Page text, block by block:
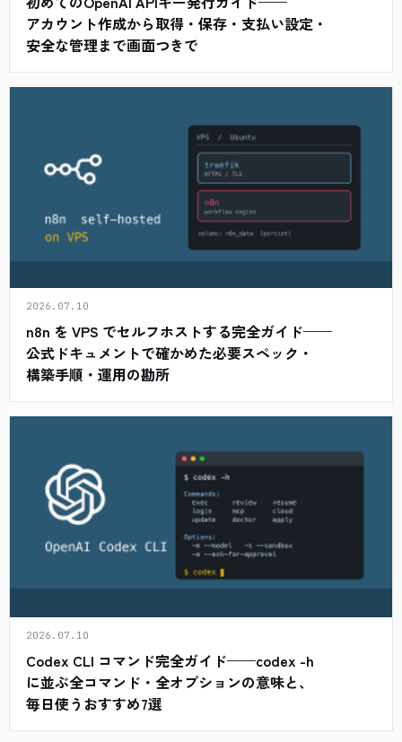
アカウント作成から取得・保存・支払い設定・
安全な管理まで画面つきで
2026.07.10
n8n を VPS でセルフホストする完全ガイド——
公式ドキュメントで確かめた必要スペック・
構築手順・運用の勘所
2026.07.10
Codex CLI コマンド完全ガイド——codex -h
に並ぶ全コマンド・全オプションの意味と、
毎日使うおすすめ7選